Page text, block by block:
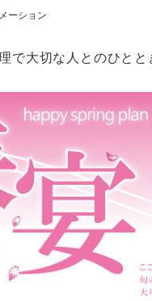
ーション
で大切な人とのひとと